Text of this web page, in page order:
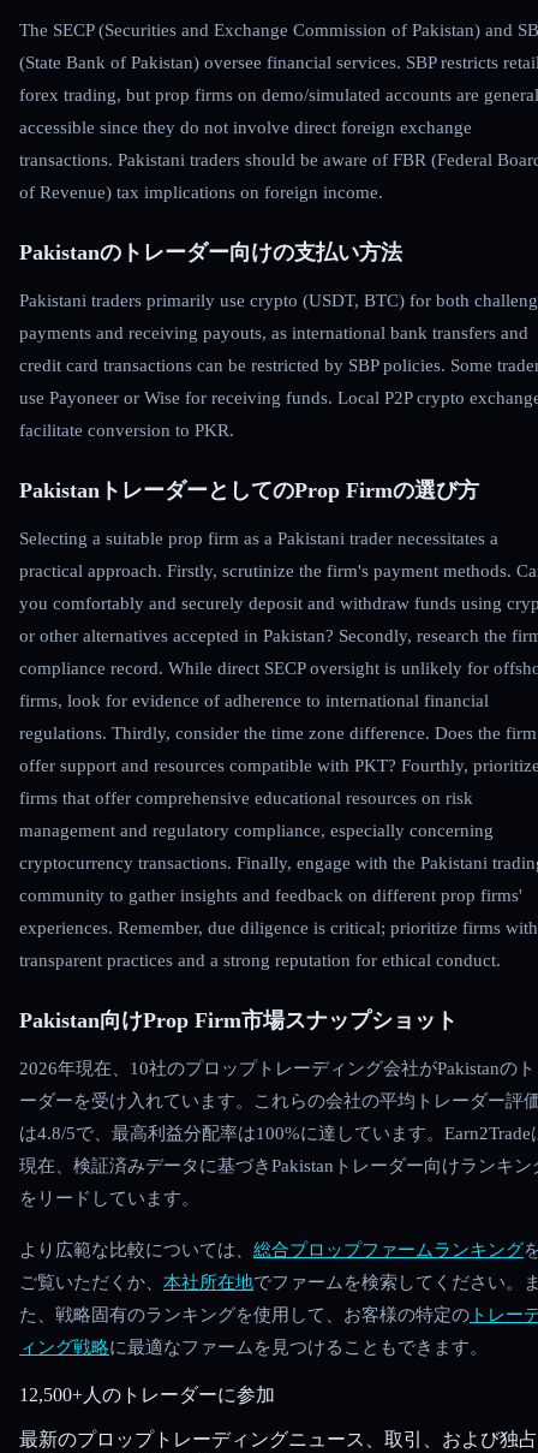
The SECP (Securities and Exchange Commission of Pakistan) and
(State Bank of Pakistan) oversee financial services. SBP restricts
forex trading, but prop firms on demo/simulated accounts are
accessible since they do not involve direct foreign exchange
transactions. Pakistani traders should be aware of FBR (Federal
of Revenue) tax implications on foreign income.
Pakistanのトレーダー向けの支払い方法
Pakistani traders primarily use crypto (USDT, BTC) for both
payments and receiving payouts, as international bank transfers and
credit card transactions can be restricted by SBP policies. Some
use Payoneer or Wise for receiving funds. Local P2P crypto
facilitate conversion to PKR.
PakistanトレーダーとしてのProp Firmの選び方
Selecting a suitable prop firm as a Pakistani trader necessitates a
practical approach. Firstly, scrutinize the firm's payment methods.
you comfortably and securely deposit and withdraw funds using
or other alternatives accepted in Pakistan? Secondly, research the
compliance record. While direct SECP oversight is unlikely for
firms, look for evidence of adherence to international financial
regulations. Thirdly, consider the time zone difference. Does the firm
offer support and resources compatible with PKT? Fourthly,
firms that offer comprehensive educational resources on risk
management and regulatory compliance, especially concerning
cryptocurrency transactions. Finally, engage with the Pakistani
community to gather insights and feedback on different prop firms'
experiences. Remember, due diligence is critical; prioritize firms with
transparent practices and a strong reputation for ethical conduct.
Pakistan向けProp Firm市場スナップショット
2026年現在、10社のプロップトレーディング会社がPakistanの
ーダーを受け入れています。これらの会社の平均トレーダー評
は4.8/5で、最高利益分配率は100%に達しています。Earn2Trade
現在、検証済みデータに基づきPakistanトレーダー向けランキン
をリードしています。
より広範な比較については、 総合プロップファームランキング
ご覧いただくか、 本社所在地でファームを検索してください。
た、戦略固有のランキングを使用して、お客様の特定の トレー
ィング戦略に最適なファームを見つけることもできます。
12,500+人のトレーダーに参加
最新のプロップトレーディングニュース、取引、および独